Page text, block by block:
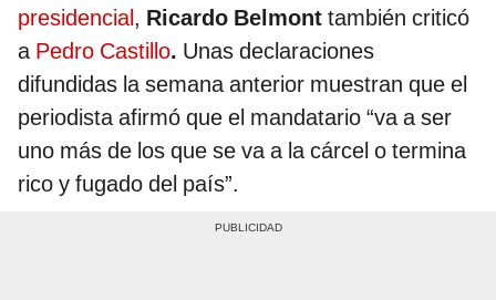
presidencial, Ricardo Belmont también criticó
a Pedro Castillo. Unas declaraciones
difundidas la semana anterior muestran que el
periodista afirmó que el mandatario “va a ser
uno más de los que se va a la cárcel o termina
rico y fugado del país”.